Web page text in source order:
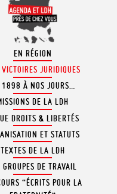
EN RÉGION
JURIDIQUES
1898 À NOS JOURS…
DE LA LDH
DROITS & LIBERTÉS
ET STATUTS
TEXTES DE LA LDH
GROUPES DE TRAVAIL
“ÉCRITS POUR LA